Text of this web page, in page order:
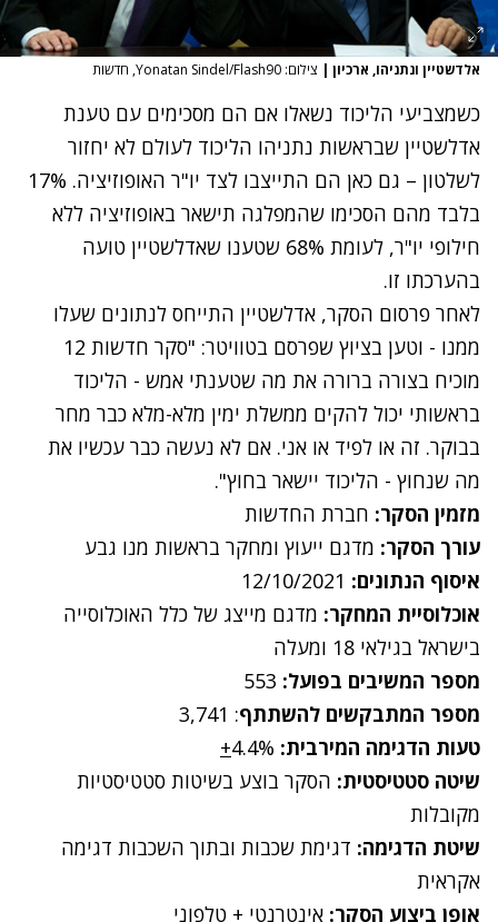
אלדשטיין ונתניהו, ארכיון | צילום: Yonatan Sindel/Flash90, חדשות
כשמצביעי הליכוד נשאלו אם הם מסכימים עם טענת
אדלשטיין שבראשות נתניהו הליכוד לעולם לא יחזור
לשלטון – גם כאן הם התייצבו לצד יו"ר האופוזיציה. 17%
בלבד מהם הסכימו שהמפלגה תישאר באופוזיציה ללא
חילופי יו"ר, לעומת 68% שטענו שאדלשטיין טועה
בהערכתו זו.
לאחר פרסום הסקר, אדלשטיין התייחס לנתונים שעלו
ממנו - וטען בציוץ שפרסם בטוויטר: "סקר חדשות 12
מוכיח בצורה ברורה את מה שטענתי אמש - הליכוד
בראשותי יכול להקים ממשלת ימין מלא-מלא כבר מחר
בבוקר. זה או לפיד או אני. אם לא נעשה כבר עכשיו את
מה שנחוץ - הליכוד יישאר בחוץ".
מזמין הסקר: חברת החדשות
עורך הסקר: מדגם ייעוץ ומחקר בראשות מנו גבע
איסוף הנתונים: 12/10/2021
אוכלוסיית המחקר: מדגם מייצג של כלל האוכלוסייה
בישראל בגילאי 18 ומעלה
מספר המשיבים בפועל: 553
מספר המתבקשים להשתתף: 3,741
טעות הדגימה המירבית: 4.4%
+
שיטה סטטיסטית: הסקר בוצע בשיטות סטטיסטיות
מקובלות
שיטת הדגימה: דגימת שכבות ובתוך השכבות דגימה
אקראית
אופן ביצוע הסקר: אינטרנטי + טלפוני